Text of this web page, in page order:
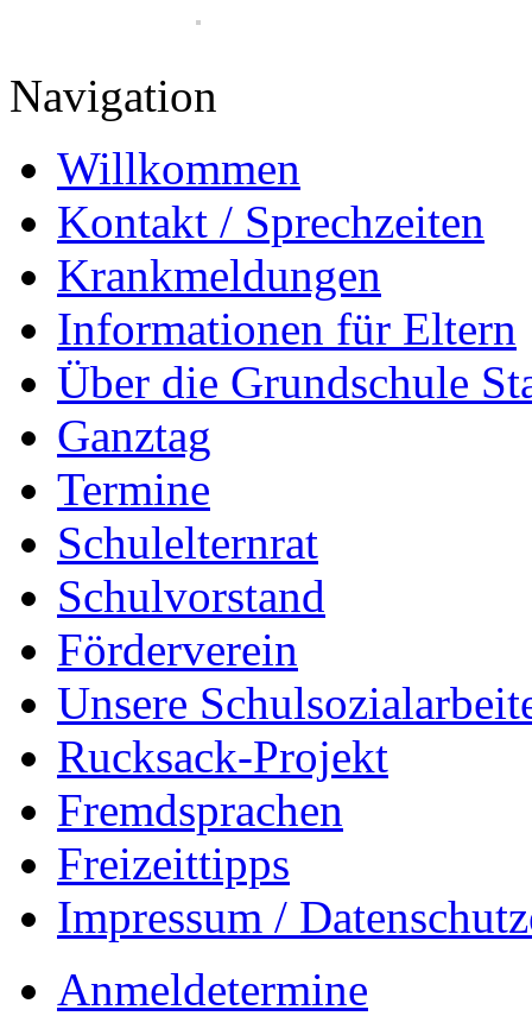
Navigation
Willkommen
Kontakt / Sprechzeiten
Krankmeldungen
Informationen für Eltern
Über die Grundschule
Ganztag
Termine
Schulelternrat
Schulvorstand
Förderverein
Unsere
Rucksack-Projekt
Fremdsprachen
Freizeittipps
Impressum /
Anmeldetermine